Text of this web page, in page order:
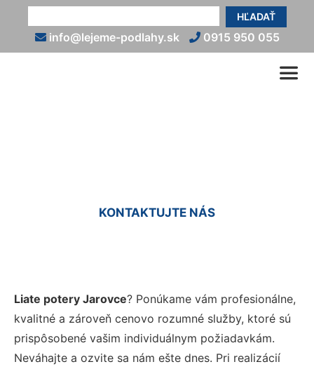
HĽADAŤ
info@lejeme-podlahy.sk 0915 950 055
KONTAKTUJTE NÁS
Liate potery Jarovce? Ponúkame vám profesionálne,
kvalitné a zároveň cenovo rozumné služby, ktoré sú
prispôsobené vašim individuálnym požiadavkám.
Neváhajte a ozvite sa nám ešte dnes. Pri realizácií